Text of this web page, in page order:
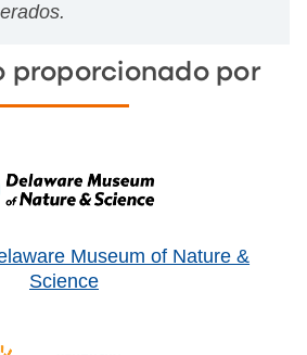
proporcionado por
Museum of Nature &
Science